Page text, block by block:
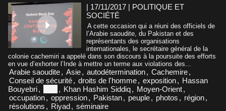
| 17/11/2017 | POLITIQUE ET
SOCIÉTÉ
A cette occasion qui a réuni des officiels de
l’Arabie saoudite, du Pakistan et des
représentants des organisations
internationales, le secrétaire général de la
colonie cachemiri a appelé dans son discours à la poursuite des efforts
en vue d’exhorter l’Inde à mettre un terme aux violations des...
Arabie saoudite, Asie, autodétermination, Cachemire,
Conseil de sécurité, droits de l'homme, exposition, Hassan
Bouyebri, , Khan Hashim Siddiq, Moyen-Orient,
occupation, oppression, Pakistan, peuple, photos , région,
résolutions , Riyad, séminaire